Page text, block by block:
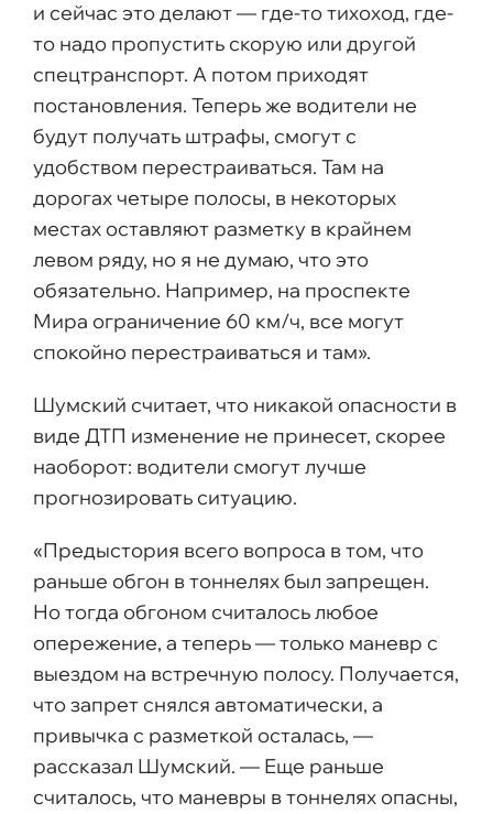
и сейчас это делают — где-то тихоход, где-
то надо пропустить скорую или другой
спецтранспорт. А потом приходят
постановления. Теперь же водители не
будут получать штрафы, смогут с
удобством перестраиваться. Там на
дорогах четыре полосы, в некоторых
местах оставляют разметку в крайнем
левом ряду, но я не думаю, что это
обязательно. Например, на проспекте
Мира ограничение 60 км/ч, все могут
спокойно перестраиваться и там».
Шумский считает, что никакой опасности в
виде ДТП изменение не принесет, скорее
наоборот: водители смогут лучше
прогнозировать ситуацию.
«Предыстория всего вопроса в том, что
раньше обгон в тоннелях был запрещен.
Но тогда обгоном считалось любое
опережение, а теперь — только маневр с
выездом на встречную полосу. Получается,
что запрет снялся автоматически, а
привычка с разметкой осталась, —
рассказал Шумский. — Еще раньше
считалось, что маневры в тоннелях опасны,